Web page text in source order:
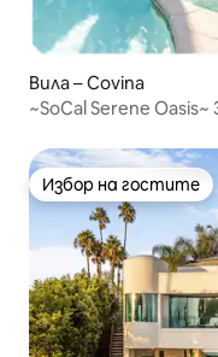
Вила – Covina
~SoCal Serene
Избор на гостите
Избор на гостите